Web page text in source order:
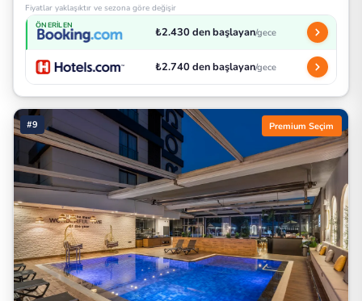
Fiyatlar yaklaşıktır ve sezona göre değişir
ÖNERILEN ₺2.430 den başlayan/gece
₺2.740 den başlayan/gece
#9 Premium Seçim